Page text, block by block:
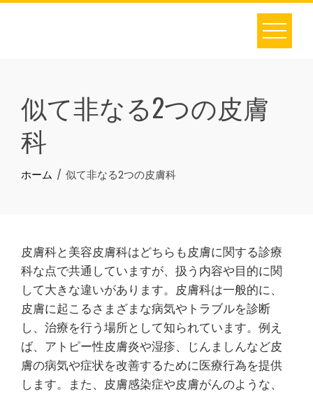
Skip
似て非なる2つの皮膚
科
ホーム 似て非なる2つの皮膚科
皮膚科と美容皮膚科はどちらも皮膚に関する診療
科な点で共通していますが、扱う内容や目的に関
して大きな違いがあります。皮膚科は一般的に、
皮膚に起こるさまざまな病気やトラブルを診断
し、治療を行う場所として知られています。例え
ば、アトピー性皮膚炎や湿疹、じんましんなど皮
膚の病気や症状を改善するために医療行為を提供
します。また、皮膚感染症や皮膚がんのような、